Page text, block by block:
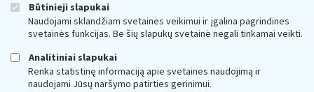
Būtinieji slapukai
Naudojami sklandžiam svetainės veikimui ir įgalina pagrindines
svetainės funkcijas. Be šių slapukų svetainė negali tinkamai veikti.
Analitiniai slapukai
Renka statistinę informaciją apie svetainės naudojimą ir
naudojami Jūsų naršymo patirties gerinimui.